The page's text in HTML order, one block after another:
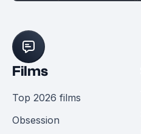
Films
Top 2026 films
Obsession